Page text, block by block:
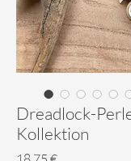
Dreadlock-
Kollektion